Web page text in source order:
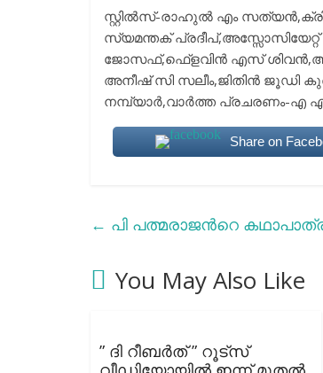
സ്റ്റില്‍സ്-രാഹുല്‍ എം
സ്യമന്തക്
ജോസഫ്,ഫെ്ളവിന്‍ എസ്
അനീഷ് സി സലീം,ജിതിന്‍ ജൂഡി
നമ്പ്യാര്‍,വാര്‍ത്ത പ്രചരണം-എ
Share on
← പി പത്മരാജന്‍റെ
You May Also Like
” ദി റീബർത് ” റൂട്സ്